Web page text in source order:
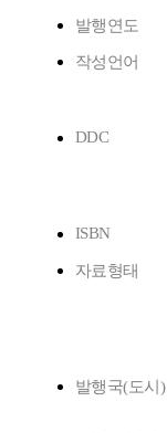
발행연도
작성언어
DDC
ISBN
자료형태
발행국(도시)